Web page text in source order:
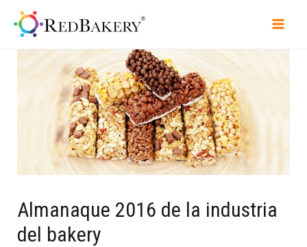
Almanaque 2016 de la industria
del bakery